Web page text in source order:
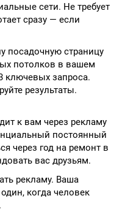
сети. Не требует
сразу — если
посадочную страницу
потолков в вашем
ключевых запроса.
результаты.
к вам через рекламу
постоянный
через год на ремонт в
вас друзьям.
рекламу. Ваша
когда человек